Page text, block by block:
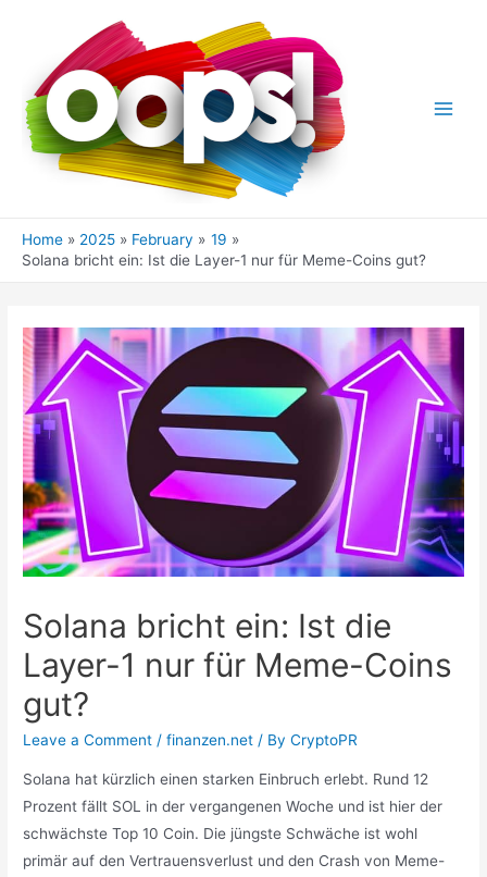
Home 2025 February
19
Solana bricht ein: Ist die Layer-1 nur für Meme-Coins gut?
Solana bricht ein: Ist die
Layer-1 nur für Meme-Coins
gut?
Leave a Comment /finanzen.net / ByCryptoPR
Solana hat kürzlich einen starken Einbruch erlebt. Rund 12
Prozent fällt SOL in der vergangenen Woche und ist hier der
schwächste Top 10 Coin. Die jüngste Schwäche ist wohl
primär auf den Vertrauensverlust und den Crash von Meme-